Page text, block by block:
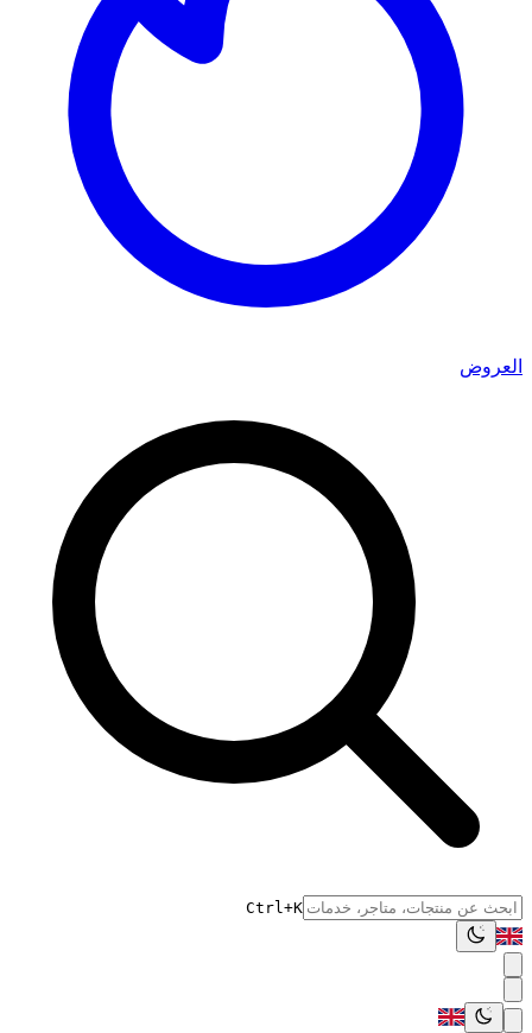
العروض
Ctrl+K